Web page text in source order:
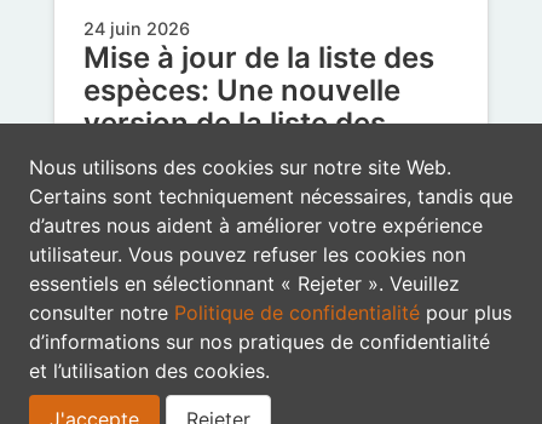
24 juin 2026
Mise à jour de la liste des
espèces: Une nouvelle
version de la liste des
légumineuses (2026v.7)
est publiée
En mai dernier, grâce à la collaboration
de 112 experts des légumineuses (dont
3 nouveaux collaborateurs - merci pour
votre…
checklist
Nous utilisons des cookies sur notre site Web.
Certains sont techniquement nécessaires, tandis que
d’autres nous aident à améliorer votre expérience
utilisateur. Vous pouvez refuser les cookies non
essentiels en sélectionnant « Rejeter ». Veuillez
consulter notre Politique de confidentialité pour plus
d’informations sur nos pratiques de confidentialité
et l’utilisation des cookies.
J'accepte
Rejeter